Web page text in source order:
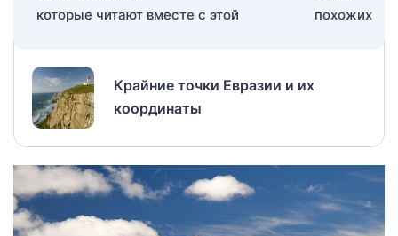
которые читают вместе с этой
Крайние точки Евразии и их
координаты